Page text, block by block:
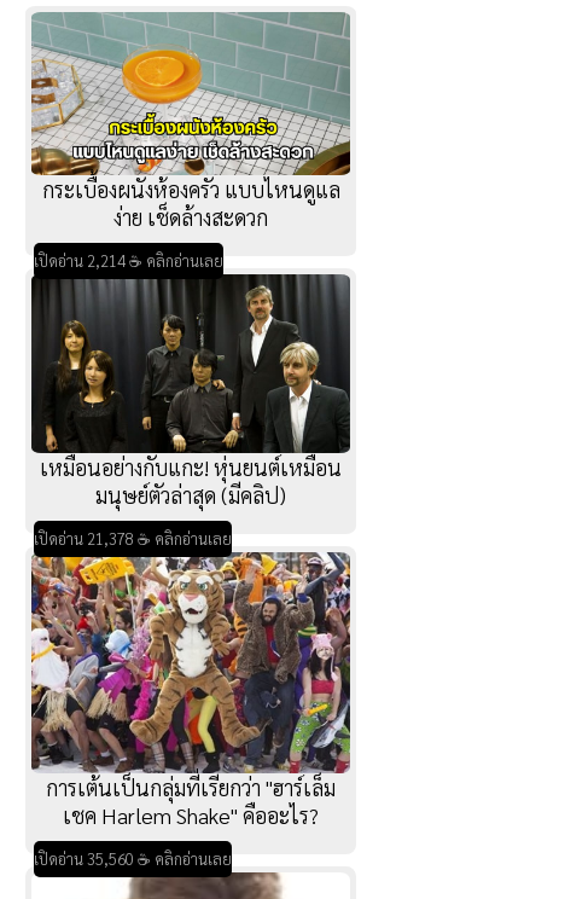
กระเบื้องผนังห้องครัว แบบไหนดูแล
ง่าย เช็ดล้างสะดวก
เปิดอ่าน 2,214 ☕ คลิกอ่านเลย
เหมือนอย่างกับแกะ! หุ่นยนต์เหมือน
มนุษย์ตัวล่าสุด (มีคลิป)
เปิดอ่าน 21,378 ☕ คลิกอ่านเลย
การเต้นเป็นกลุ่มที่เรียกว่า "ฮาร์เล็ม
เชค Harlem Shake" คืออะไร?
เปิดอ่าน 35,560 ☕ คลิกอ่านเลย